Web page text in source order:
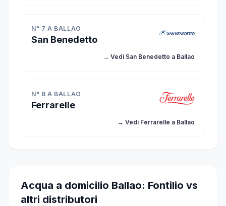
N° 7 A BALLAO
San Benedetto
→ Vedi San Benedetto a Ballao
N° 8 A BALLAO
Ferrarelle
→ Vedi Ferrarelle a Ballao
Acqua a domicilio Ballao: Fontilio vs
altri distributori